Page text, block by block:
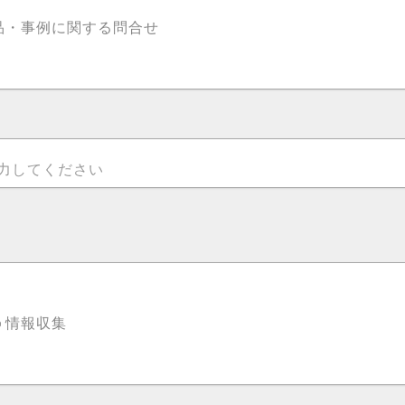
・事例に関する問合せ
してください
情報収集